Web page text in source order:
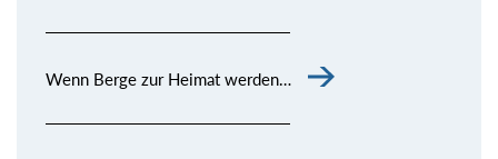
Wenn Berge zur Heimat werden…